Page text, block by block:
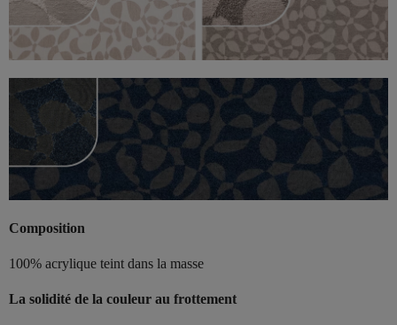
Composition
100% acrylique teint dans la masse
La solidité de la couleur au frottement